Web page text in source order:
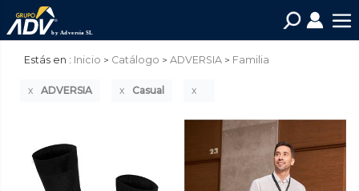
Estás en : Inicio Catálogo ADVERSIA Familia
ADVERSIA Casual